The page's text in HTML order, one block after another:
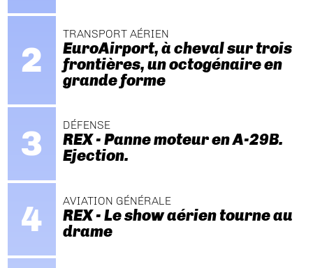
TRANSPORT AÉRIEN
EuroAirport, à cheval sur trois
frontières, un octogénaire en
grande forme
DÉFENSE
REX - Panne moteur en A-29B.
Ejection.
AVIATION GÉNÉRALE
REX - Le show aérien tourne au
drame